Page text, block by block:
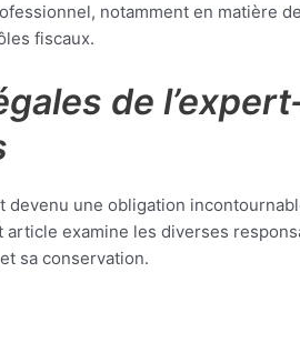
notamment en matière
fiscaux.
de
devenu une obligation
examine les diverses
sa conservation.